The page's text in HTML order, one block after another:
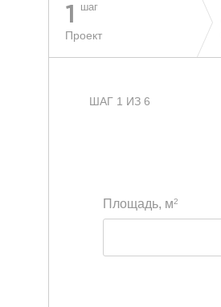
1 шаг
Проект
ШАГ 1 ИЗ 6
Площадь, м2